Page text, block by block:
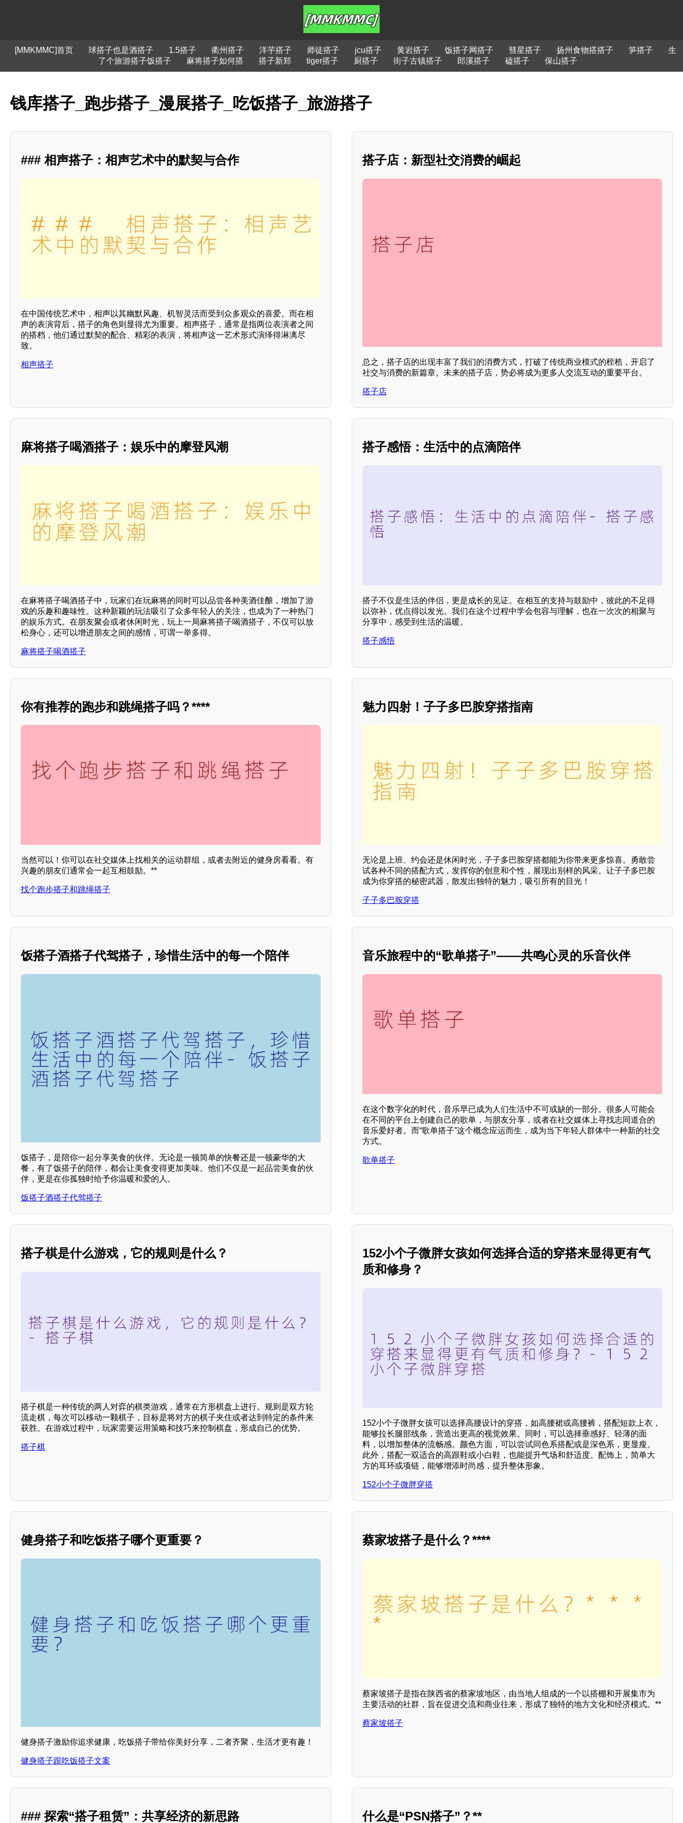
[MMKMMC]首页 球搭子也是酒搭子 1.5搭子 衢州搭子 洋芋搭子 师徒搭子 jcu搭子 黄岩搭子 饭搭子网搭子 彗星搭子 扬州食物搭搭子 笋搭子
生
了个旅游搭子饭搭子
麻将搭子如何搭 搭子新郑 tiger搭子 厨搭子 街子古镇搭子 郎溪搭子 磕搭子 保山搭子
钱库搭子_跑步搭子_漫展搭子_吃饭搭子_旅游搭子
### 相声搭子：相声艺术中的默契与合作
在中国传统艺术中，相声以其幽默风趣、机智灵活而受到众多观众的喜爱。而在相
声的表演背后，搭子的角色则显得尤为重要。相声搭子，通常是指两位表演者之间
的搭档，他们通过默契的配合、精彩的表演，将相声这一艺术形式演绎得淋漓尽
致。
相声搭子
搭子店：新型社交消费的崛起
总之，搭子店的出现丰富了我们的消费方式，打破了传统商业模式的桎梏，开启了
社交与消费的新篇章。未来的搭子店，势必将成为更多人交流互动的重要平台。
搭子店
麻将搭子喝酒搭子：娱乐中的摩登风潮
在麻将搭子喝酒搭子中，玩家们在玩麻将的同时可以品尝各种美酒佳酿，增加了游
戏的乐趣和趣味性。这种新颖的玩法吸引了众多年轻人的关注，也成为了一种热门
的娱乐方式。在朋友聚会或者休闲时光，玩上一局麻将搭子喝酒搭子，不仅可以放
松身心，还可以增进朋友之间的感情，可谓一举多得。
麻将搭子喝酒搭子
搭子感悟：生活中的点滴陪伴
搭子不仅是生活的伴侣，更是成长的见证。在相互的支持与鼓励中，彼此的不足得
以弥补，优点得以发光。我们在这个过程中学会包容与理解，也在一次次的相聚与
分享中，感受到生活的温暖。
搭子感悟
你有推荐的跑步和跳绳搭子吗？****
当然可以！你可以在社交媒体上找相关的运动群组，或者去附近的健身房看看。有
兴趣的朋友们通常会一起互相鼓励。**
找个跑步搭子和跳绳搭子
魅力四射！子子多巴胺穿搭指南
无论是上班、约会还是休闲时光，子子多巴胺穿搭都能为你带来更多惊喜。勇敢尝
试各种不同的搭配方式，发挥你的创意和个性，展现出别样的风采。让子子多巴胺
成为你穿搭的秘密武器，散发出独特的魅力，吸引所有的目光！
子子多巴胺穿搭
饭搭子酒搭子代驾搭子，珍惜生活中的每一个陪伴
饭搭子，是陪你一起分享美食的伙伴。无论是一顿简单的快餐还是一顿豪华的大
餐，有了饭搭子的陪伴，都会让美食变得更加美味。他们不仅是一起品尝美食的伙
伴，更是在你孤独时给予你温暖和爱的人。
饭搭子酒搭子代驾搭子
音乐旅程中的“歌单搭子”——共鸣心灵的乐音伙伴
在这个数字化的时代，音乐早已成为人们生活中不可或缺的一部分。很多人可能会
在不同的平台上创建自己的歌单，与朋友分享，或者在社交媒体上寻找志同道合的
音乐爱好者。而“歌单搭子”这个概念应运而生，成为当下年轻人群体中一种新的社交
方式。
歌单搭子
搭子棋是什么游戏，它的规则是什么？
搭子棋是一种传统的两人对弈的棋类游戏，通常在方形棋盘上进行。规则是双方轮
流走棋，每次可以移动一颗棋子，目标是将对方的棋子夹住或者达到特定的条件来
获胜。在游戏过程中，玩家需要运用策略和技巧来控制棋盘，形成自己的优势。
搭子棋
152小个子微胖女孩如何选择合适的穿搭来显得更有气
质和修身？
152小个子微胖女孩可以选择高腰设计的穿搭，如高腰裙或高腰裤，搭配短款上衣，
能够拉长腿部线条，营造出更高的视觉效果。同时，可以选择垂感好、轻薄的面
料，以增加整体的流畅感。颜色方面，可以尝试同色系搭配或是深色系，更显瘦。
此外，搭配一双适合的高跟鞋或小白鞋，也能提升气场和舒适度。配饰上，简单大
方的耳环或项链，能够增添时尚感，提升整体形象。
152小个子微胖穿搭
健身搭子和吃饭搭子哪个更重要？
健身搭子激励你追求健康，吃饭搭子带给你美好分享，二者齐聚，生活才更有趣！
健身搭子跟吃饭搭子文案
蔡家坡搭子是什么？****
蔡家坡搭子是指在陕西省的蔡家坡地区，由当地人组成的一个以搭棚和开展集市为
主要活动的社群，旨在促进交流和商业往来，形成了独特的地方文化和经济模式。**
蔡家坡搭子
### 探索“搭子租赁”：共享经济的新思路 什么是“PSN搭子”？**